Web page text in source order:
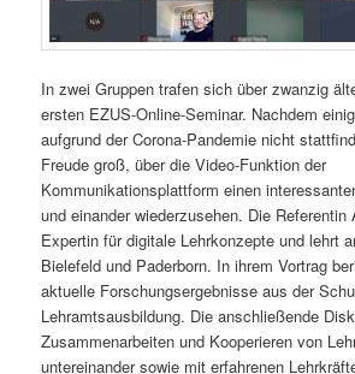
In zwei Gruppen trafen sich über zwanzig
ersten EZUS-Online-Seminar. Nachdem
aufgrund der Corona-Pandemie nicht
Freude groß, über die Video-Funktion der
Kommunikationsplattform einen
und einander wiederzusehen. Die
Expertin für digitale Lehrkonzepte und lehrt
Bielefeld und Paderborn. In ihrem Vortrag
aktuelle Forschungsergebnisse aus der
Lehramtsausbildung. Die anschließende
Zusammenarbeiten und Kooperieren von
untereinander sowie mit erfahrenen